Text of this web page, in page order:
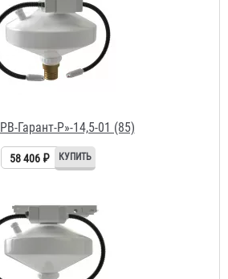
Гарант-Р»-14,5-01 (85)